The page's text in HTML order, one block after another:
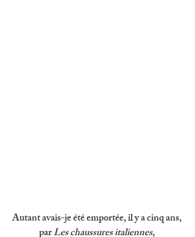
Autant avais-je été emportée, il y a cinq ans,